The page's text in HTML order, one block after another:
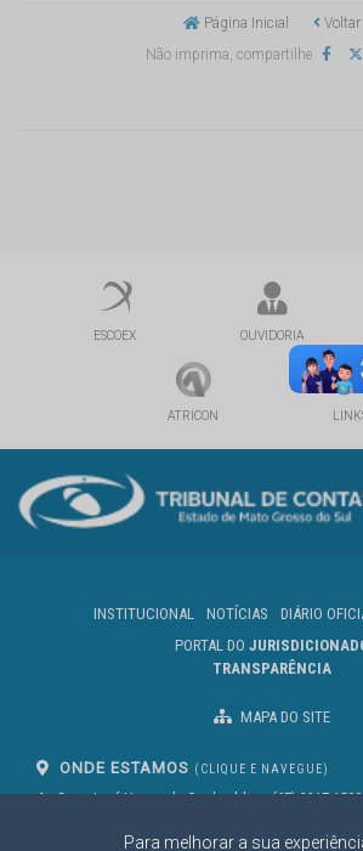
Para melhorar a sua
Página Inicial
Voltar
Não imprima, compartilhe
ESCOEX OUVIDORIA
ATRICON
INSTITUCIONAL NOTÍCIAS DIÁRIO
PORTAL DO
TRANSPARÊNCIA
MAPA DO SITE
ONDE ESTAMOS (CLIQUE E NAVEGUE)
Av. Des. José Nunes da Cunha, bloco
Campo Grande/MS
(67) 3317-1500